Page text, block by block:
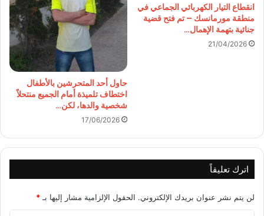
انقطاع التيار الكهربائي الجماعي في
منطقة مورمانسك – تم فتح قضية
جنائية بتهمة الإهمال…
21/04/2026
حاول أحد المتحرشين بالأطفال
اختطاف تلميذة أمام الجميع منتحلاً
شخصية والدها، لكن…
17/06/2026
اترك تعليقاً
لن يتم نشر عنوان بريدك الإلكتروني. الحقول الإلزامية مشار إليها بـ *